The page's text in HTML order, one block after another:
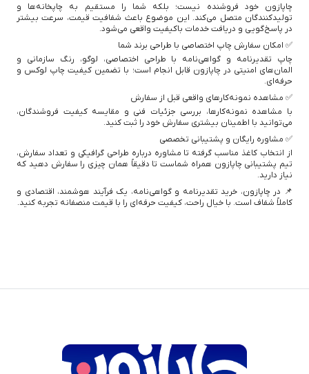
چاپازون خود فروشنده نیست؛ بلکه شما را مستقیم به چاپخانه‌ها و
تولیدکنندگان متصل می‌کند. این موضوع باعث شفافیت قیمت، سرعت بیشتر
در پاسخ‌گویی و دریافت خدمات باکیفیت واقعی می‌شود.
✅ امکان سفارش چاپ اختصاصی با طراحی برند شما
چاپ تقدیرنامه و گواهی‌نامه با طراحی اختصاصی، لوگو، رنگ سازمانی و
المان‌های امنیتی در چاپازون قابل انجام است؛ با تضمین کیفیت چاپ لوکس و
حرفه‌ای.
✅ مشاهده نمونه‌کارهای واقعی قبل از سفارش
با مشاهده نمونه‌کارها، بررسی جزئیات فنی و مقایسه کیفیت فروشندگان،
می‌توانید با اطمینان بیشتری سفارش خود را ثبت کنید.
✅ مشاوره رایگان و پشتیبانی تخصصی
از انتخاب کاغذ مناسب گرفته تا مشاوره درباره طراحی گرافیکی و تعداد سفارش،
تیم پشتیبانی چاپازون همراه شماست تا دقیقاً همان چیزی را سفارش دهید که
نیاز دارید.
📌 در چاپازون، خرید تقدیرنامه و گواهی‌نامه، یک فرآیند هوشمند، اقتصادی و
کاملاً شفاف است. با خیال راحت، کیفیت حرفه‌ای را با قیمت منصفانه تجربه کنید.